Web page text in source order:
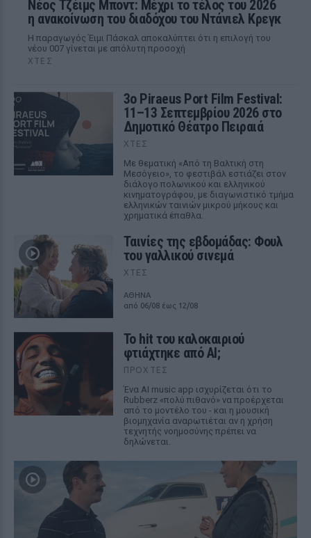
Νέος Τζέιμς Μποντ: Μέχρι το τέλος του 2026
η ανακοίνωση του διαδόχου του Ντάνιελ Κρεγκ
Η παραγωγός Έιμι Πάσκαλ αποκαλύπτει ότι η επιλογή του
νέου 007 γίνεται με απόλυτη προσοχή
ΧΤΕΣ
3ο Piraeus Port Film Festival:
11–13 Σεπτεμβρίου 2026 στο
Δημοτικό Θέατρο Πειραιά
ΧΤΕΣ
Με θεματική «Από τη Βαλτική στη
Μεσόγειο», το φεστιβάλ εστιάζει στον
διάλογο πολωνικού και ελληνικού
κινηματογράφου, με διαγωνιστικό τμήμα
ελληνικών ταινιών μικρού μήκους και
χρηματικά έπαθλα.
Ταινίες της εβδομάδας: Φουλ
του γαλλικού σινεμά
ΧΤΕΣ
ΑΘΗΝΑ
από 06/08 έως 12/08
Το hit του καλοκαιριού
φτιάχτηκε από AI;
ΠΡΟΧΤΈΣ
Ένα AI music app ισχυρίζεται ότι το
Rubberz «πολύ πιθανό» να προέρχεται
από το μοντέλο του - και η μουσική
βιομηχανία αναρωτιέται αν η χρήση
τεχνητής νοημοσύνης πρέπει να
δηλώνεται.